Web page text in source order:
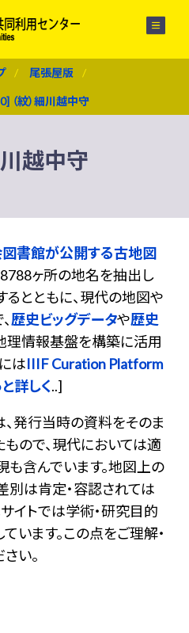
尾張屋版
（紋）細川越中守
川越中守
書館が公開する古地図
ヶ所の地名を抽出し
とともに、現代の地図や
歴史ビッグデータや歴史
理情報基盤を構築に活用
はIIIF Curation Platform
詳しく..]
発行当時の資料をそのま
ので、現代においては適
含んでいます。地図上の
は肯定・容認されては
イトでは学術・研究目的
います。この点をご理解・
い。